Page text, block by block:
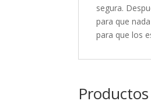
segura.
para que
para que los